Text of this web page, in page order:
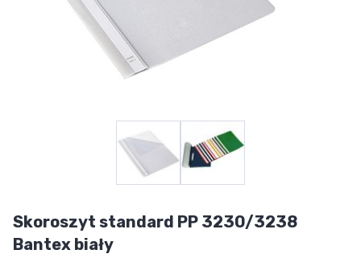
Skoroszyt standard PP 3230/3238
Bantex biały